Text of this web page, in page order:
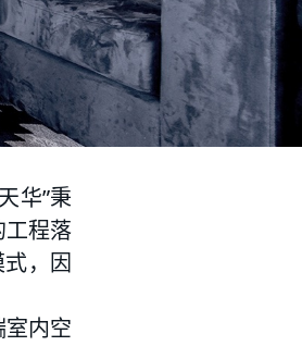
华”秉
工程落
，因
内空